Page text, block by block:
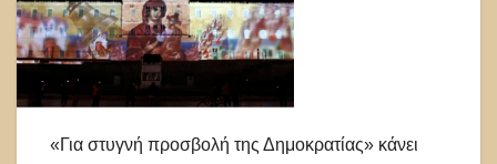
«Για στυγνή προσβολή της Δημοκρατίας» κάνει